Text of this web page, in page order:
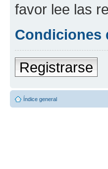
favor lee las
Condiciones
Registrarse
Índice general